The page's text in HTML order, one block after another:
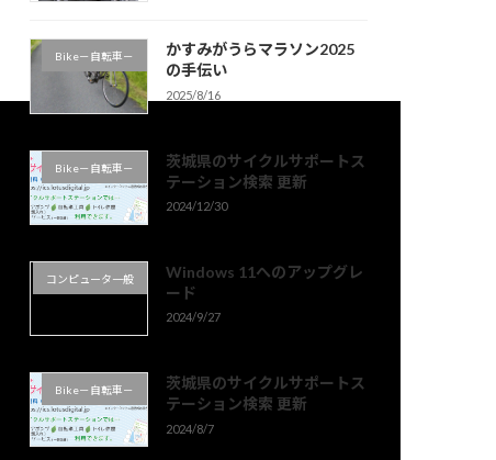
Bike－自転車－
かすみがうらマラソン2025
の手伝い
2025/8/16
Bike－自転車－
茨城県のサイクルサポートス
テーション検索 更新
2024/12/30
コンピュータ一般
Windows 11へのアップグレ
ード
2024/9/27
Bike－自転車－
茨城県のサイクルサポートス
テーション検索 更新
2024/8/7